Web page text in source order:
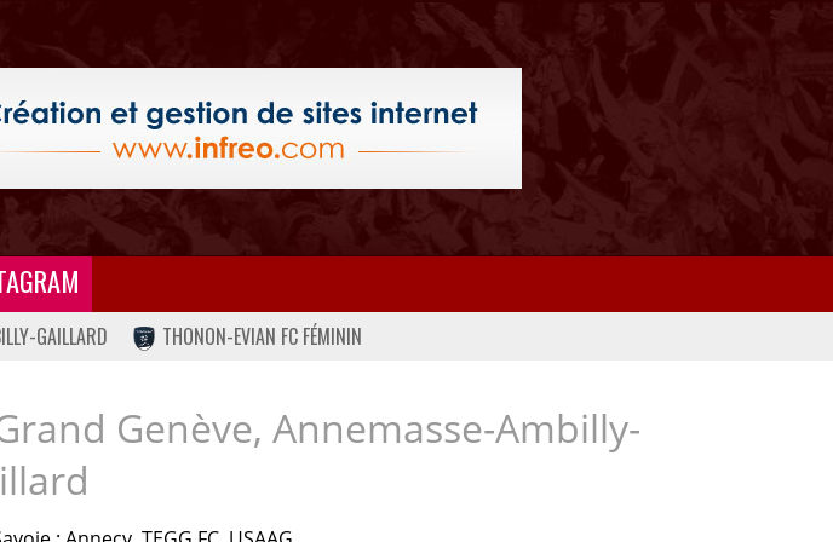
GAILLARD THONON-EVIAN FC FÉMININ
Genève, Annemasse-Ambilly-